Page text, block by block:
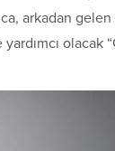
arkadan gelen
olacak